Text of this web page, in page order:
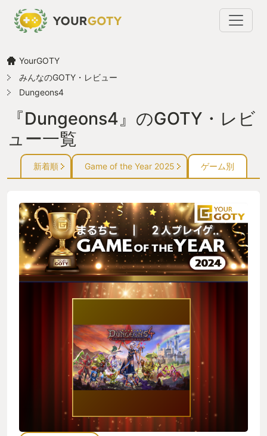
YourGOTY
みんなのGOTY・レビュー
Dungeons4
『Dungeons4』のGOTY・レビ
ュー一覧
新着順 Game of the Year 2025 ゲーム別